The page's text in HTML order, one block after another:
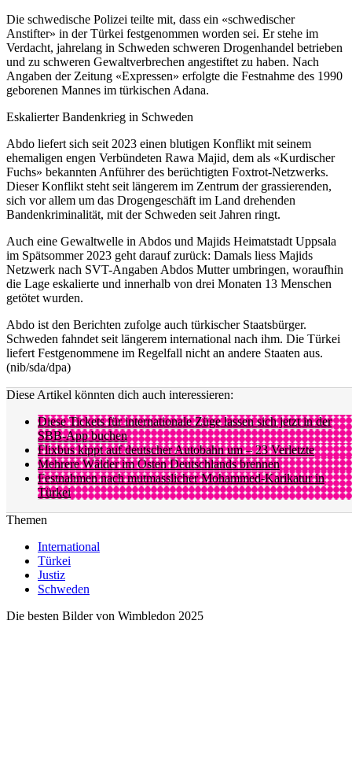
Die schwedische Polizei teilte mit, dass ein «schwedischer
Anstifter» in der Türkei festgenommen worden sei. Er stehe im
Verdacht, jahrelang in Schweden schweren Drogenhandel betrieben
und zu schweren Gewaltverbrechen angestiftet zu haben. Nach
Angaben der Zeitung «Expressen» erfolgte die Festnahme des 1990
geborenen Mannes im türkischen Adana.
Eskalierter Bandenkrieg in Schweden
Abdo liefert sich seit 2023 einen blutigen Konflikt mit seinem
ehemaligen engen Verbündeten Rawa Majid, dem als «Kurdischer
Fuchs» bekannten Anführer des berüchtigten Foxtrot-Netzwerks.
Dieser Konflikt steht seit längerem im Zentrum der grassierenden,
sich vor allem um das Drogengeschäft im Land drehenden
Bandenkriminalität, mit der Schweden seit Jahren ringt.
Auch eine Gewaltwelle in Abdos und Majids Heimatstadt Uppsala
im Spätsommer 2023 geht darauf zurück: Damals liess Majids
Netzwerk nach SVT-Angaben Abdos Mutter umbringen, woraufhin
die Lage eskalierte und innerhalb von drei Monaten 13 Menschen
getötet wurden.
Abdo ist den Berichten zufolge auch türkischer Staatsbürger.
Schweden fahndet seit längerem international nach ihm. Die Türkei
liefert Festgenommene im Regelfall nicht an andere Staaten aus.
(nib/sda/dpa)
Diese Artikel könnten dich auch interessieren:
Diese Tickets für internationale Züge lassen sich jetzt in der
SBB-App buchen
Flixbus kippt auf deutscher Autobahn um – 23 Verletzte
Mehrere Wälder im Osten Deutschlands brennen
Festnahmen nach mutmasslicher Mohammed-Karikatur in
Türkei
Themen
International
Türkei
Justiz
Schweden
Die besten Bilder von Wimbledon 2025